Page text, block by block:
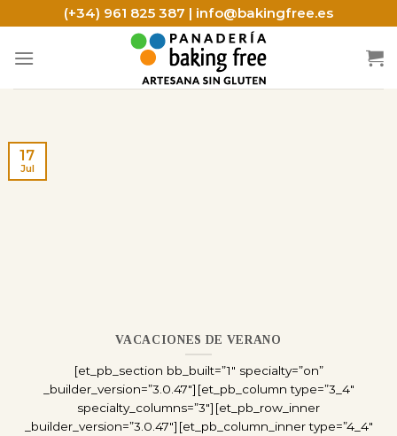
to
content
(+34) 961 825 387 | info@bakingfree.es
VACACIONES DE VERANO
[et_pb_section bb_built=”1″ specialty=”on”
_builder_version=”3.0.47″][et_pb_column type=”3_4″
specialty_columns=”3″][et_pb_row_inner
_builder_version=”3.0.47″][et_pb_column_inner type=”4_4″
17
Jul